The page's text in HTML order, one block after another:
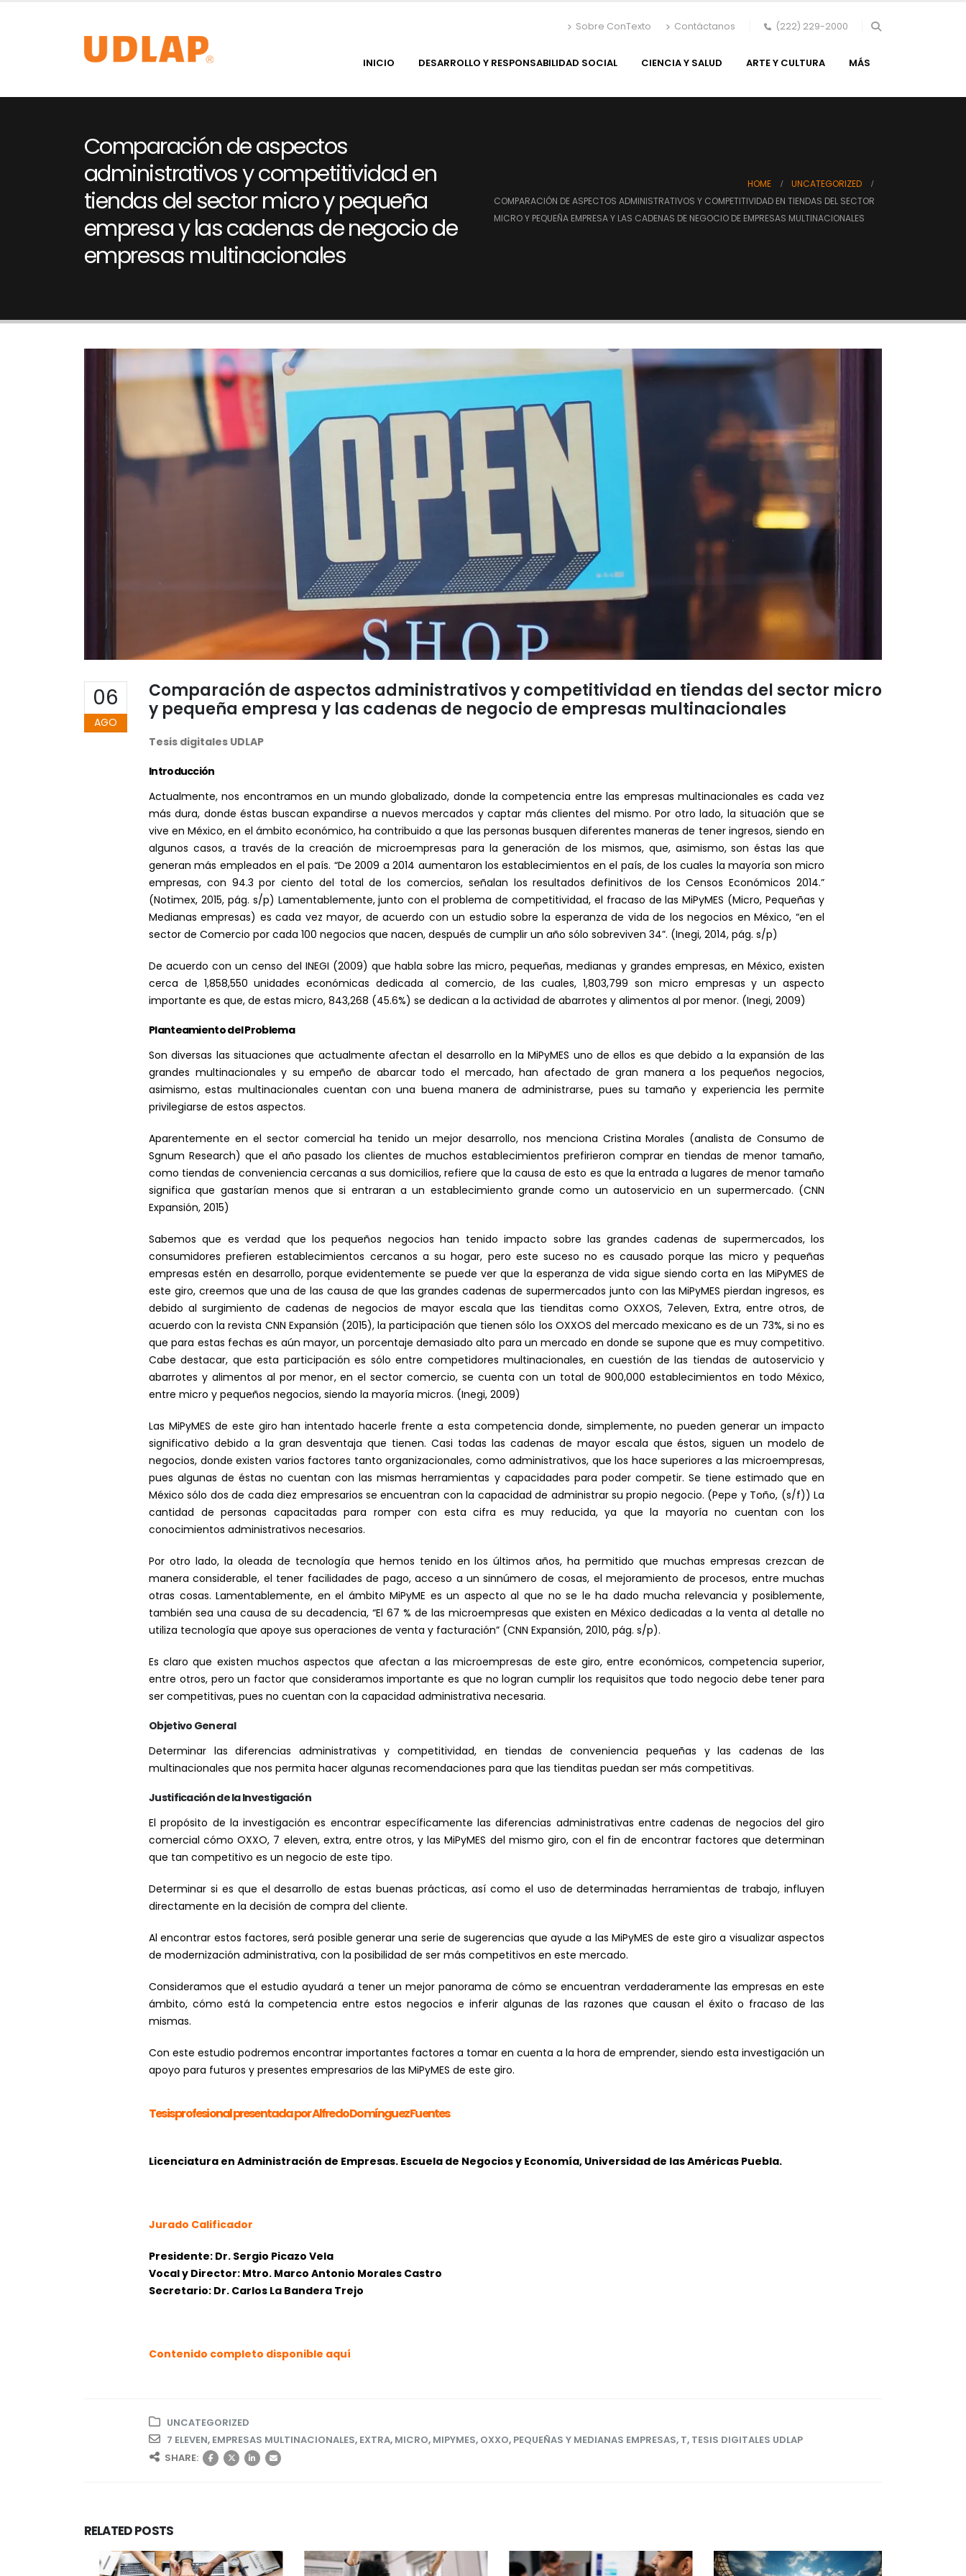
Sobre ConTexto Contáctanos (222) 229-2000
INICIO DESARROLLO Y RESPONSABILIDAD SOCIAL CIENCIA Y SALUD ARTE Y CULTURA MÁS
Comparación de aspectos
administrativos y competitividad en
tiendas del sector micro y pequeña
empresa y las cadenas de negocio de
empresas multinacionales
HOME
UNCATEGORIZED
COMPARACIÓN DE ASPECTOS ADMINISTRATIVOS Y COMPETITIVIDAD EN TIENDAS DEL SECTOR
MICRO Y PEQUEÑA EMPRESA Y LAS CADENAS DE NEGOCIO DE EMPRESAS MULTINACIONALES
06
AGO
Comparación de aspectos administrativos y competitividad en tiendas del sector micro
y pequeña empresa y las cadenas de negocio de empresas multinacionales
Tesis digitales UDLAP
Introducción
Actualmente, nos encontramos en un mundo globalizado, donde la competencia entre las empresas multinacionales es cada vez
más dura, donde éstas buscan expandirse a nuevos mercados y captar más clientes del mismo. Por otro lado, la situación que se
vive en México, en el ámbito económico, ha contribuido a que las personas busquen diferentes maneras de tener ingresos, siendo en
algunos casos, a través de la creación de microempresas para la generación de los mismos, que, asimismo, son éstas las que
generan más empleados en el país. “De 2009 a 2014 aumentaron los establecimientos en el país, de los cuales la mayoría son micro
empresas, con 94.3 por ciento del total de los comercios, señalan los resultados definitivos de los Censos Económicos 2014.”
(Notimex, 2015, pág. s/p) Lamentablemente, junto con el problema de competitividad, el fracaso de las MiPyMES (Micro, Pequeñas y
Medianas empresas) es cada vez mayor, de acuerdo con un estudio sobre la esperanza de vida de los negocios en México, “en el
sector de Comercio por cada 100 negocios que nacen, después de cumplir un año sólo sobreviven 34”. (Inegi, 2014, pág. s/p)
De acuerdo con un censo del INEGI (2009) que habla sobre las micro, pequeñas, medianas y grandes empresas, en México, existen
cerca de 1,858,550 unidades económicas dedicada al comercio, de las cuales, 1,803,799 son micro empresas y un aspecto
importante es que, de estas micro, 843,268 (45.6%) se dedican a la actividad de abarrotes y alimentos al por menor. (Inegi, 2009)
Planteamiento del Problema
Son diversas las situaciones que actualmente afectan el desarrollo en la MiPyMES uno de ellos es que debido a la expansión de las
grandes multinacionales y su empeño de abarcar todo el mercado, han afectado de gran manera a los pequeños negocios,
asimismo, estas multinacionales cuentan con una buena manera de administrarse, pues su tamaño y experiencia les permite
privilegiarse de estos aspectos.
Aparentemente en el sector comercial ha tenido un mejor desarrollo, nos menciona Cristina Morales (analista de Consumo de
Sgnum Research) que el año pasado los clientes de muchos establecimientos prefirieron comprar en tiendas de menor tamaño,
como tiendas de conveniencia cercanas a sus domicilios, refiere que la causa de esto es que la entrada a lugares de menor tamaño
significa que gastarían menos que si entraran a un establecimiento grande como un autoservicio en un supermercado. (CNN
Expansión, 2015)
Sabemos que es verdad que los pequeños negocios han tenido impacto sobre las grandes cadenas de supermercados, los
consumidores prefieren establecimientos cercanos a su hogar, pero este suceso no es causado porque las micro y pequeñas
empresas estén en desarrollo, porque evidentemente se puede ver que la esperanza de vida sigue siendo corta en las MiPyMES de
este giro, creemos que una de las causa de que las grandes cadenas de supermercados junto con las MiPyMES pierdan ingresos, es
debido al surgimiento de cadenas de negocios de mayor escala que las tienditas como OXXOS, 7eleven, Extra, entre otros, de
acuerdo con la revista CNN Expansión (2015), la participación que tienen sólo los OXXOS del mercado mexicano es de un 73%, si no es
que para estas fechas es aún mayor, un porcentaje demasiado alto para un mercado en donde se supone que es muy competitivo.
Cabe destacar, que esta participación es sólo entre competidores multinacionales, en cuestión de las tiendas de autoservicio y
abarrotes y alimentos al por menor, en el sector comercio, se cuenta con un total de 900,000 establecimientos en todo México,
entre micro y pequeños negocios, siendo la mayoría micros. (Inegi, 2009)
Las MiPyMES de este giro han intentado hacerle frente a esta competencia donde, simplemente, no pueden generar un impacto
significativo debido a la gran desventaja que tienen. Casi todas las cadenas de mayor escala que éstos, siguen un modelo de
negocios, donde existen varios factores tanto organizacionales, como administrativos, que los hace superiores a las microempresas,
pues algunas de éstas no cuentan con las mismas herramientas y capacidades para poder competir. Se tiene estimado que en
México sólo dos de cada diez empresarios se encuentran con la capacidad de administrar su propio negocio. (Pepe y Toño, (s/f)) La
cantidad de personas capacitadas para romper con esta cifra es muy reducida, ya que la mayoría no cuentan con los
conocimientos administrativos necesarios.
Por otro lado, la oleada de tecnología que hemos tenido en los últimos años, ha permitido que muchas empresas crezcan de
manera considerable, el tener facilidades de pago, acceso a un sinnúmero de cosas, el mejoramiento de procesos, entre muchas
otras cosas. Lamentablemente, en el ámbito MiPyME es un aspecto al que no se le ha dado mucha relevancia y posiblemente,
también sea una causa de su decadencia, “El 67 % de las microempresas que existen en México dedicadas a la venta al detalle no
utiliza tecnología que apoye sus operaciones de venta y facturación” (CNN Expansión, 2010, pág. s/p).
Es claro que existen muchos aspectos que afectan a las microempresas de este giro, entre económicos, competencia superior,
entre otros, pero un factor que consideramos importante es que no logran cumplir los requisitos que todo negocio debe tener para
ser competitivas, pues no cuentan con la capacidad administrativa necesaria.
Objetivo General
Determinar las diferencias administrativas y competitividad, en tiendas de conveniencia pequeñas y las cadenas de las
multinacionales que nos permita hacer algunas recomendaciones para que las tienditas puedan ser más competitivas.
Justificación de la Investigación
El propósito de la investigación es encontrar específicamente las diferencias administrativas entre cadenas de negocios del giro
comercial cómo OXXO, 7 eleven, extra, entre otros, y las MiPyMES del mismo giro, con el fin de encontrar factores que determinan
que tan competitivo es un negocio de este tipo.
Determinar si es que el desarrollo de estas buenas prácticas, así como el uso de determinadas herramientas de trabajo, influyen
directamente en la decisión de compra del cliente.
Al encontrar estos factores, será posible generar una serie de sugerencias que ayude a las MiPyMES de este giro a visualizar aspectos
de modernización administrativa, con la posibilidad de ser más competitivos en este mercado.
Consideramos que el estudio ayudará a tener un mejor panorama de cómo se encuentran verdaderamente las empresas en este
ámbito, cómo está la competencia entre estos negocios e inferir algunas de las razones que causan el éxito o fracaso de las
mismas.
Con este estudio podremos encontrar importantes factores a tomar en cuenta a la hora de emprender, siendo esta investigación un
apoyo para futuros y presentes empresarios de las MiPyMES de este giro.
Tesis profesional presentada porAlfredo Domínguez Fuentes
Licenciatura en Administración de Empresas. Escuela de Negocios y Economía, Universidad de las Américas Puebla.
Jurado Calificador
Presidente: Dr. Sergio Picazo Vela
Vocal y Director: Mtro. Marco Antonio Morales Castro
Secretario: Dr. Carlos La Bandera Trejo
Contenido completo disponible aquí
UNCATEGORIZED
7 ELEVEN, EMPRESAS MULTINACIONALES, EXTRA, MICRO, MIPYMES, OXXO, PEQUEÑAS Y MEDIANAS EMPRESAS, T, TESIS DIGITALES UDLAP
SHARE:
RELATEDPOSTS